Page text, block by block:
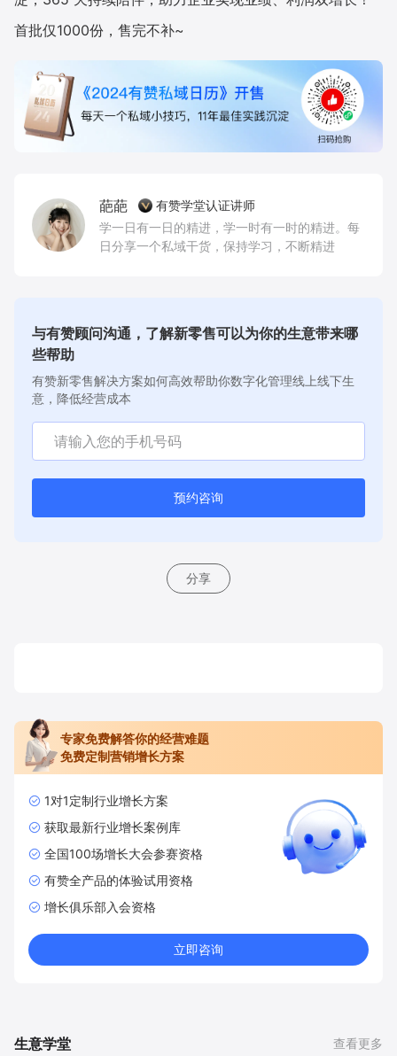
首批仅1000份，售完不补~
葩葩
有赞学堂认证讲师
学一日有一日的精进，学一时有一时的精进。每
日分享一个私域干货，保持学习，不断精进
与有赞顾问沟通，了解新零售可以为你的生意带来哪
些帮助
有赞新零售解决方案如何高效帮助你数字化管理线上线下生
意，降低经营成本
预约咨询
分享
专家免费解答你的经营难题
免费定制营销增长方案
1对1定制行业增长方案
获取最新行业增长案例库
全国100场增长大会参赛资格
有赞全产品的体验试用资格
增长俱乐部入会资格
立即咨询
生意学堂 查看更多